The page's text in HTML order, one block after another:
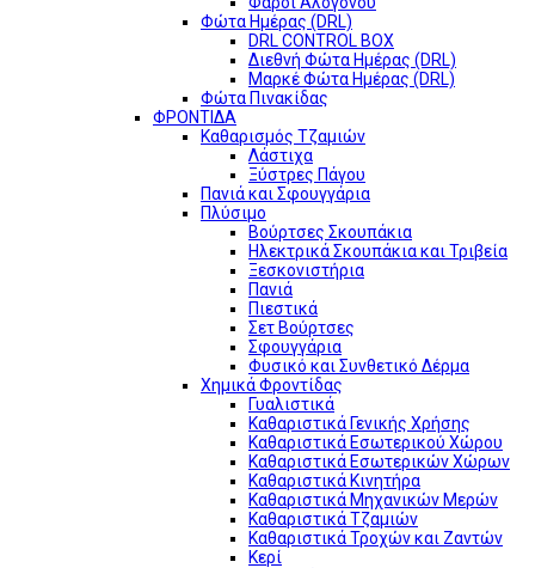
Φώτα Ημέρας (DRL)
DRL CONTROL BOX
Διεθνή Φώτα Ημέρας (DRL)
Μαρκέ Φώτα Ημέρας (DRL)
Φώτα Πινακίδας
ΦΡΟΝΤΙΔΑ
Καθαρισμός Τζαμιών
Λάστιχα
Ξύστρες Πάγου
Πανιά και Σφουγγάρια
Πλύσιμο
Βούρτσες Σκουπάκια
Ηλεκτρικά Σκουπάκια και Τριβεία
Ξεσκονιστήρια
Πανιά
Πιεστικά
Σετ Βούρτσες
Σφουγγάρια
Φυσικό και Συνθετικό Δέρμα
Χημικά Φροντίδας
Γυαλιστικά
Καθαριστικά Γενικής Χρήσης
Καθαριστικά Εσωτερικού Χώρου
Καθαριστικά Εσωτερικών Χώρων
Καθαριστικά Κινητήρα
Καθαριστικά Μηχανικών Μερών
Καθαριστικά Τζαμιών
Καθαριστικά Τροχών και Ζαντών
Κερί